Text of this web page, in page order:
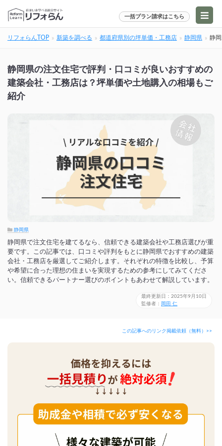
一括プラン請求はこちら
リフォらんTOP 新築を調べる 都道府県別の坪単価・工務店 静岡県 静
静岡県の注文住宅で評判・口コミが良いおすすめの
建築会社・工務店は？坪単価や土地購入の相場もご
紹介
静岡県
静岡県で注文住宅を建てるなら、信頼できる建築会社や工務店選びが重
要です。この記事では、口コミや評判をもとに静岡県でおすすめの建築
会社・工務店を厳選してご紹介します。それぞれの特徴を比較し、予算
や希望に合った理想の住まいを実現するための参考にしてみてくださ
い。信頼できるパートナー選びのポイントもあわせて解説しています。
最終更新日：2025年9月10日
監修者： 岡田 仁
この記事へのリンク掲載依頼（無料）>>